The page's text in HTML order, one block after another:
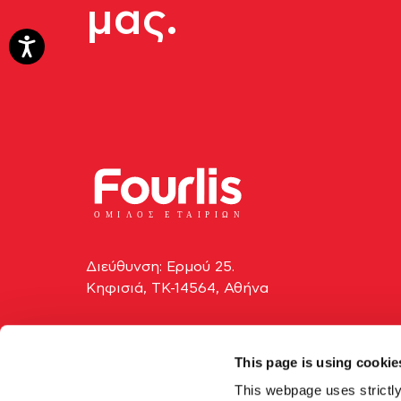
This page is using
This webpage uses
μας.
ΟΜΙ Λ Ο Σ Ε Τ ΑΙΡΙΩΝ
Διεύθυνση: Ερμού 25.
Κηφισιά, ΤΚ-14564, Αθήνα
info@fourlis.gr